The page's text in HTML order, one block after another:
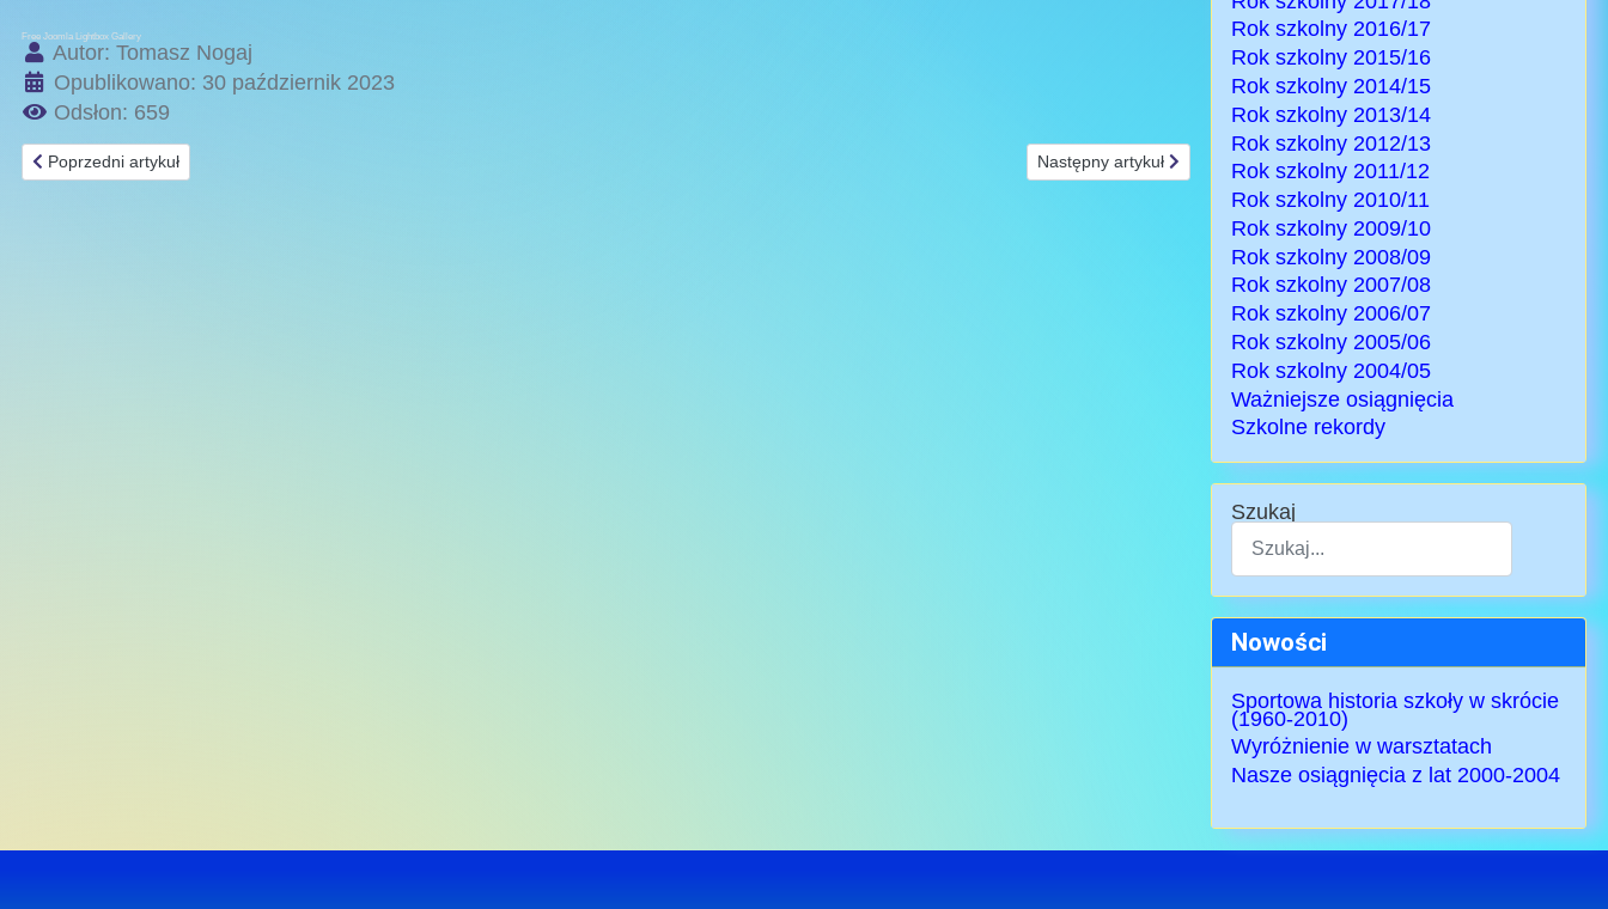
Free Joomla Lightbox Gallery
Autor: Tomasz Nogaj
Opublikowano: 30 październik 2023
Odsłon: 659
Poprzedni artykuł: VII Jurajski Pokaz Kotów Rasowych
Poprzedni artykuł Następny artykuł: Szkolne "walentynki" 2017
Następny artykuł
Rok szkolny 2016/17
Rok szkolny 2015/16
Rok szkolny 2014/15
Rok szkolny 2013/14
Rok szkolny 2012/13
Rok szkolny 2011/12
Rok szkolny 2010/11
Rok szkolny 2009/10
Rok szkolny 2008/09
Rok szkolny 2007/08
Rok szkolny 2006/07
Rok szkolny 2005/06
Rok szkolny 2004/05
Ważniejsze osiągnięcia
Szkolne rekordy
Szukaj
Type 2 or more characters for results.
Nowości
Sportowa historia szkoły w skrócie
(1960-2010)
Wyróżnienie w warsztatach
Nasze osiągnięcia z lat 2000-2004